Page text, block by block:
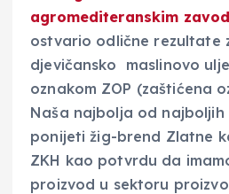
agromediteranskim
ostvario odlične rezultate
djevičansko maslinovo
oznakom ZOP (zaštićena
Naša najbolja od najboljih
ponijeti žig-brend Zlatne
ZKH kao potvrdu da
proizvod u sektoru